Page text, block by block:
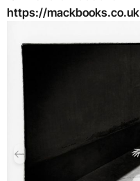
https://mackbooks.co.uk